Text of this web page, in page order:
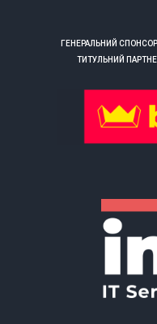
ГЕНЕРАЛЬНИЙ
ТИТУЛЬНИЙ